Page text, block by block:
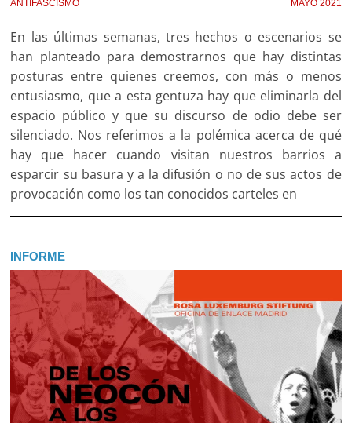
ANTIFASCISMO MAYO 2021
En las últimas semanas, tres hechos o escenarios se
han planteado para demostrarnos que hay distintas
posturas entre quienes creemos, con más o menos
entusiasmo, que a esta gentuza hay que eliminarla del
espacio público y que su discurso de odio debe ser
silenciado. Nos referimos a la polémica acerca de qué
hay que hacer cuando visitan nuestros barrios a
esparcir su basura y a la difusión o no de sus actos de
provocación como los tan conocidos carteles en
INFORME